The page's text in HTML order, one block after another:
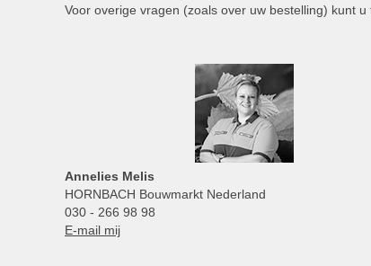
Voor overige vragen (zoals over uw bestelling) kunt u
Annelies Melis
HORNBACH Bouwmarkt Nederland
030 - 266 98 98
E-mail mij